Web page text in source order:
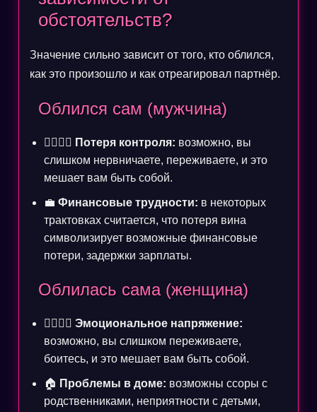
обстоятельств?
Значение сильно зависит от того, кто облился,
как это произошло и как отреагировал партнёр.
Облился сам (мужчина)
👨‍❤️‍💋‍👨 Потеря контроля: возможно, вы
слишком нервничаете, переживаете, и это
мешает вам быть собой.
💼 Финансовые трудности: в некоторых
трактовках считается, что потеря вина
символизирует возможные финансовые
потери, задержки зарплаты.
Облилась сама (женщина)
👩‍❤️‍💋‍👨 Эмоциональное напряжение:
возможно, вы слишком переживаете,
боитесь, и это мешает вам быть собой.
🏠 Проблемы в доме: возможны ссоры с
родственниками, неприятности с детьми,